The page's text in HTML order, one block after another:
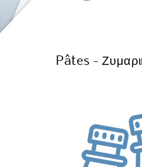
Pâtes -